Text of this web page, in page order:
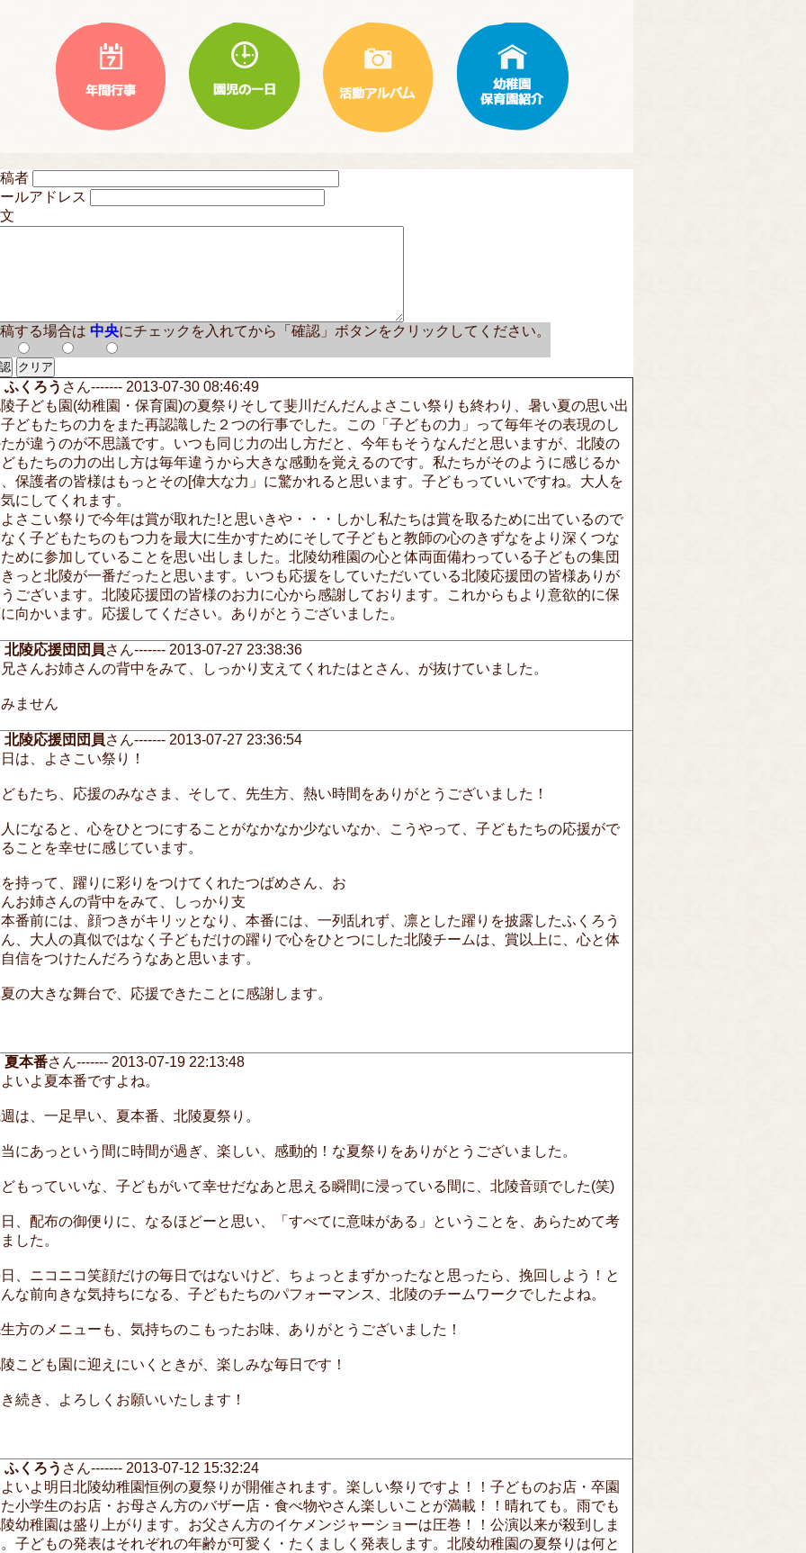
者
ルアドレス
する場合は 中央にチェックを入れてから「確認」ボタンをクリックしてください。
ふくろう さん------- 2013-07-30 08:46:49
子ども園(幼稚園・保育園)の夏祭りそして斐川だんだんよさこい祭りも終わり、暑い夏の思い出
どもたちの力をまた再認識した２つの行事でした。この「子どもの力」って毎年その表現のし
が違うのが不思議です。いつも同じ力の出し方だと、今年もそうなんだと思いますが、北陵の
もたちの力の出し方は毎年違うから大きな感動を覚えるのです。私たちがそのように感じるか
保護者の皆様はもっとその[偉大な力」に驚かれると思います。子どもっていいですね。大人を
にしてくれます。
こい祭りで今年は賞が取れた!と思いきや・・・しかし私たちは賞を取るために出ているので
く子どもたちのもつ力を最大に生かすためにそして子どもと教師の心のきずなをより深くつな
めに参加していることを思い出しました。北陵幼稚園の心と体両面備わっている子どもの集団
っと北陵が一番だったと思います。いつも応援をしていただいている北陵応援団の皆様ありが
ございます。北陵応援団の皆様のお力に心から感謝しております。これからもより意欲的に保
向かいます。応援してください。ありがとうございました。
北陵応援団団員さん------- 2013-07-27 23:38:36
さんお姉さんの背中をみて、しっかり支えてくれたはとさん、が抜けていました。
ません
北陵応援団団員さん------- 2013-07-27 23:36:54
は、よさこい祭り！
もたち、応援のみなさま、そして、先生方、熱い時間をありがとうございました！
になると、心をひとつにすることがなかなか少ないなか、こうやって、子どもたちの応援がで
ことを幸せに感じています。
持って、躍りに彩りをつけてくれたつばめさん、お
お姉さんの背中をみて、しっかり支
番前には、顔つきがキリッとなり、本番には、一列乱れず、凛とした躍りを披露したふくろう
、大人の真似ではなく子どもだけの躍りで心をひとつにした北陵チームは、賞以上に、心と体
信をつけたんだろうなあと思います。
の大きな舞台で、応援できたことに感謝します。
夏本番さん------- 2013-07-19 22:13:48
いよ夏本番ですよね。
は、一足早い、夏本番、北陵夏祭り。
にあっという間に時間が過ぎ、楽しい、感動的！な夏祭りをありがとうございました。
もっていいな、子どもがいて幸せだなあと思える瞬間に浸っている間に、北陵音頭でした(笑)
、配布の御便りに、なるほどーと思い、「すべてに意味がある」ということを、あらためて考
した。
、ニコニコ笑顔だけの毎日ではないけど、ちょっとまずかったなと思ったら、挽回しよう！と
な前向きな気持ちになる、子どもたちのパフォーマンス、北陵のチームワークでしたよね。
方のメニューも、気持ちのこもったお味、ありがとうございました！
こども園に迎えにいくときが、楽しみな毎日です！
続き、よろしくお願いいたします！
ふくろう さん------- 2013-07-12 15:32:24
いよ明日北陵幼稚園恒例の夏祭りが開催されます。楽しい祭りですよ！！子どものお店・卒園
小学生のお店・お母さん方のバザー店・食べ物やさん楽しいことが満載！！晴れても。雨でも
幼稚園は盛り上がります。お父さん方のイケメンジャーショーは圧巻！！公演以来が殺到しま
子どもの発表はそれぞれの年齢が可愛く・たくましく発表します。北陵幼稚園の夏祭りは何と